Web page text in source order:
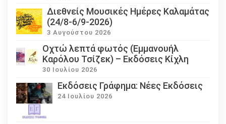
Διεθνείς Μουσικές Ημέρες Καλαμάτας
(24/8-6/9-2026)
3 Αυγούστου 2026
Οχτώ λεπτά φωτός (Εμμανουήλ
Καρόλου Τσίζεκ) – Εκδόσεις Κίχλη
30 Ιουλίου 2026
Εκδόσεις Γράφημα: Νέες Εκδόσεις
24 Ιουλίου 2026